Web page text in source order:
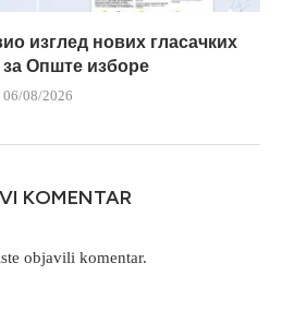
изглед нових гласачких
Опште изборе
06/08/2026
KOMENTAR
objavili komentar.